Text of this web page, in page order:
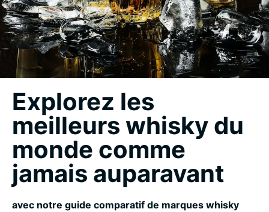
n
u
Explorez les
meilleurs whisky du
monde comme
jamais auparavant
avec notre guide comparatif de marques whisky